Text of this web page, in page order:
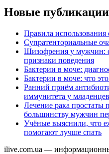
Новые публикации
Правила использования
Супратенториальные
Шизофрения у мужчин:
признаки поведения
Бактерии в моче:
Бактерии в моче: что
Ранний приём
иммунитета у младенцев
Лечение рака простаты
большинству мужчин
Учёные выяснили, что
помогают лучше спать
ilive.com.ua —